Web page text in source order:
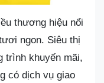
thương hiệu nổi
ngon. Siêu thị
trình khuyến mãi,
có dịch vụ giao